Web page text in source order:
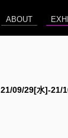
ABOUT
21/09/29[水]-21/